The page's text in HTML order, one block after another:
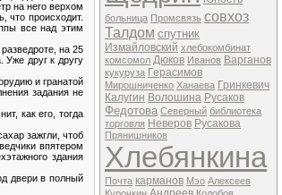
на него верхом
что происходит.
все над этим
на 25
Уже друг к другу
и гранатой
задания не
как его, тогда
зажгли, чтоб
впятером
здания
двери в полный
больница Промсвязь совхоз
Талдом спутник
Измайловский хлебокомбинат
комсомол Дюков Иванов Варганов
кукуруза Герасимов
Мирошниченко Ханаева Гринкевич
Калугин Волошина Русаков
Федотова Северный библиотека
торговля Неверов Русакова
Прянишников
Хлебянкина
Почта карманов Мэо Алексеев